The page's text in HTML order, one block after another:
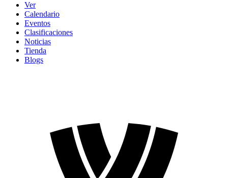
Ver
Calendario
Eventos
Clasificaciones
Noticias
Tienda
Blogs